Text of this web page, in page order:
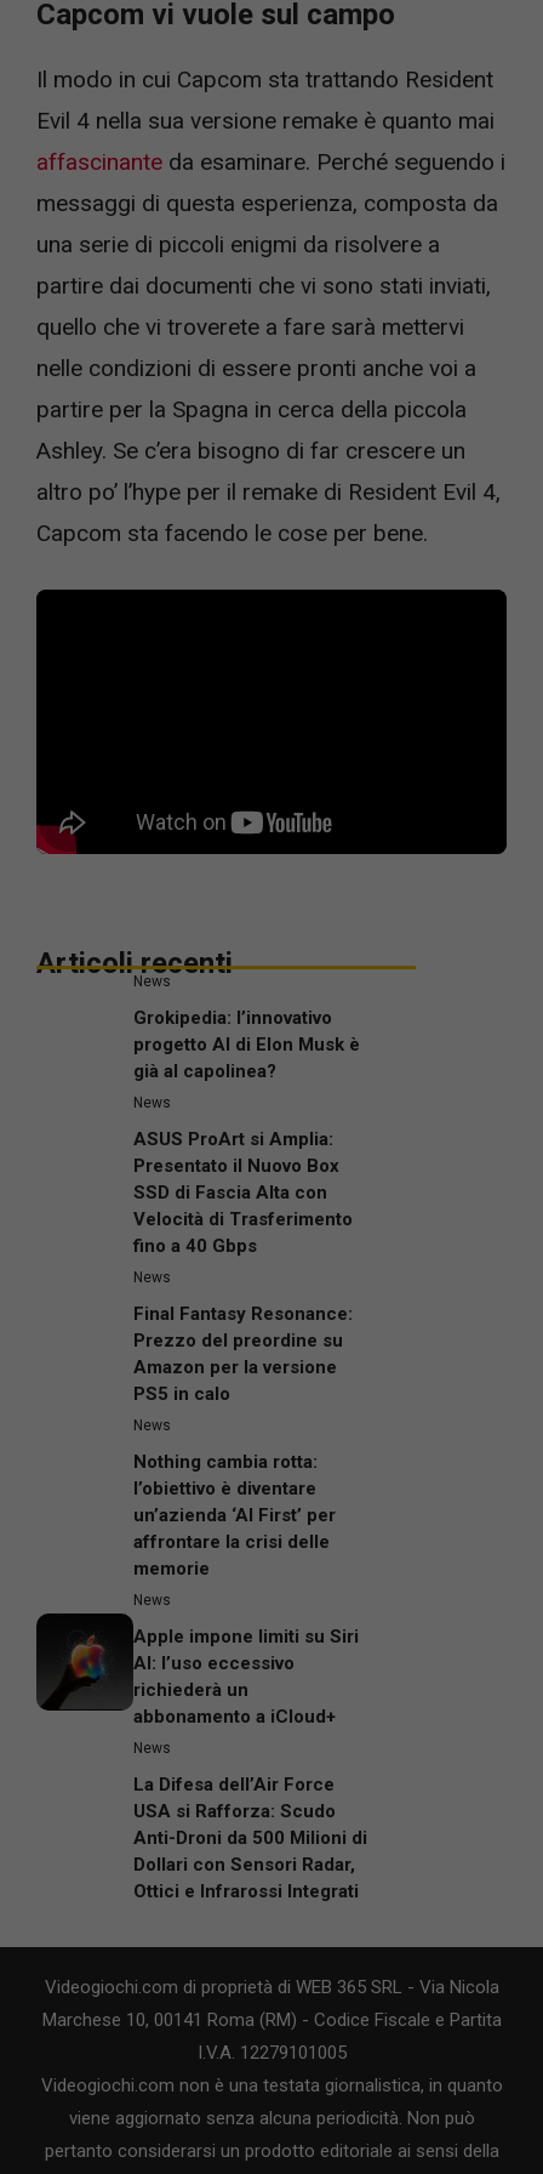
Capcom vi vuole sul campo
Il modo in cui Capcom sta trattando Resident
Evil 4 nella sua versione remake è quanto mai
affascinante da esaminare. Perché seguendo i
messaggi di questa esperienza, composta da
una serie di piccoli enigmi da risolvere a
partire dai documenti che vi sono stati inviati,
quello che vi troverete a fare sarà mettervi
nelle condizioni di essere pronti anche voi a
partire per la Spagna in cerca della piccola
Ashley. Se c’era bisogno di far crescere un
altro po’ l’hype per il remake di Resident Evil 4,
Capcom sta facendo le cose per bene.
Articoli recenti
News
Grokipedia: l’innovativo
progetto AI di Elon Musk è
già al capolinea?
News
ASUS ProArt si Amplia:
Presentato il Nuovo Box
SSD di Fascia Alta con
Velocità di Trasferimento
fino a 40 Gbps
News
Final Fantasy Resonance:
Prezzo del preordine su
Amazon per la versione
PS5 in calo
News
Nothing cambia rotta:
l’obiettivo è diventare
un’azienda ‘AI First’ per
affrontare la crisi delle
memorie
News
Apple impone limiti su Siri
AI: l’uso eccessivo
richiederà un
abbonamento a iCloud+
News
La Difesa dell’Air Force
USA si Rafforza: Scudo
Anti-Droni da 500 Milioni di
Dollari con Sensori Radar,
Ottici e Infrarossi Integrati
Videogiochi.com di proprietà di WEB 365 SRL - Via Nicola
Marchese 10, 00141 Roma (RM) - Codice Fiscale e Partita
I.V.A. 12279101005
Videogiochi.com non è una testata giornalistica, in quanto
viene aggiornato senza alcuna periodicità. Non può
pertanto considerarsi un prodotto editoriale ai sensi della